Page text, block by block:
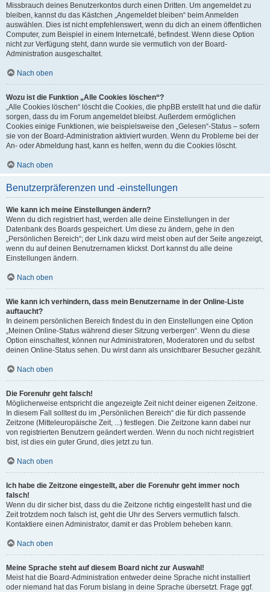
Missbrauch deines Benutzerkontos durch einen Dritten. Um angemeldet zu
bleiben, kannst du das Kästchen „Angemeldet bleiben“ beim Anmelden
auswählen. Dies ist nicht empfehlenswert, wenn du dich an einem öffentlichen
Computer, zum Beispiel in einem Internetcafé, befindest. Wenn diese Option
nicht zur Verfügung steht, dann wurde sie vermutlich von der Board-
Administration ausgeschaltet.
Nach oben
Wozu ist die Funktion „Alle Cookies löschen“?
„Alle Cookies löschen“ löscht die Cookies, die phpBB erstellt hat und die dafür
sorgen, dass du im Forum angemeldet bleibst. Außerdem ermöglichen
Cookies einige Funktionen, wie beispielsweise den „Gelesen“-Status – sofern
sie von der Board-Administration aktiviert wurden. Wenn du Probleme bei der
An- oder Abmeldung hast, kann es helfen, wenn du die Cookies löscht.
Nach oben
Benutzerpräferenzen und -einstellungen
Wie kann ich meine Einstellungen ändern?
Wenn du dich registriert hast, werden alle deine Einstellungen in der
Datenbank des Boards gespeichert. Um diese zu ändern, gehe in den
„Persönlichen Bereich“; der Link dazu wird meist oben auf der Seite angezeigt,
wenn du auf deinen Benutzernamen klickst. Dort kannst du alle deine
Einstellungen ändern.
Nach oben
Wie kann ich verhindern, dass mein Benutzername in der Online-Liste
auftaucht?
In deinem persönlichen Bereich findest du in den Einstellungen eine Option
„Meinen Online-Status während dieser Sitzung verbergen“. Wenn du diese
Option einschaltest, können nur Administratoren, Moderatoren und du selbst
deinen Online-Status sehen. Du wirst dann als unsichtbarer Besucher gezählt.
Nach oben
Die Forenuhr geht falsch!
Möglicherweise entspricht die angezeigte Zeit nicht deiner eigenen Zeitzone.
In diesem Fall solltest du im „Persönlichen Bereich“ die für dich passende
Zeitzone (Mitteleuropäische Zeit, ...) festlegen. Die Zeitzone kann dabei nur
von registrierten Benutzern geändert werden. Wenn du noch nicht registriert
bist, ist dies ein guter Grund, dies jetzt zu tun.
Nach oben
Ich habe die Zeitzone eingestellt, aber die Forenuhr geht immer noch
falsch!
Wenn du dir sicher bist, dass du die Zeitzone richtig eingestellt hast und die
Zeit trotzdem noch falsch ist, geht die Uhr des Servers vermutlich falsch.
Kontaktiere einen Administrator, damit er das Problem beheben kann.
Nach oben
Meine Sprache steht auf diesem Board nicht zur Auswahl!
Meist hat die Board-Administration entweder deine Sprache nicht installiert
oder niemand hat das Forum bislang in deine Sprache übersetzt. Frage ggf.